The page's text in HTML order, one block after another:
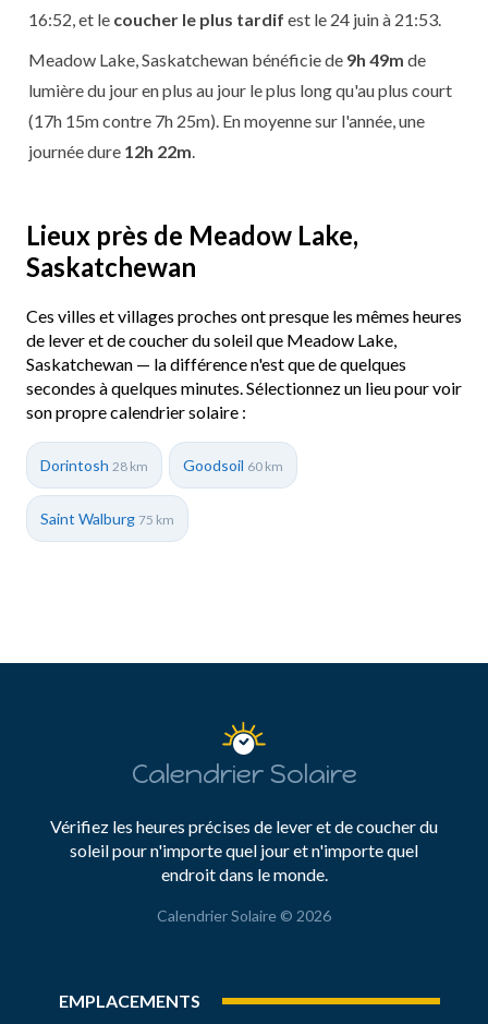
16:52, et le coucher le plus tardif est le 24 juin à 21:53.
Meadow Lake, Saskatchewan bénéficie de 9h 49m de
lumière du jour en plus au jour le plus long qu'au plus court
(17h 15m contre 7h 25m). En moyenne sur l'année, une
journée dure 12h 22m
Lieux près de Meadow Lake,
Saskatchewan
Ces villes et villages proches ont presque les mêmes heures
de lever et de coucher du soleil que Meadow Lake,
Saskatchewan — la différence n'est que de quelques
secondes à quelques minutes. Sélectionnez un lieu pour voir
son propre calendrier solaire :
Dorintosh 28 km Goodsoil 60 km
Saint Walburg 75 km
Calendrier Solaire
Vérifiez les heures précises de lever et de coucher du
soleil pour n'importe quel jour et n'importe quel
endroit dans le monde.
Calendrier Solaire © 2026
EMPLACEMENTS